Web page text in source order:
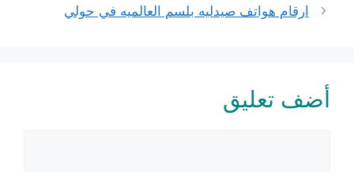
ارقام هواتف صيدليه بلسم العالميه في حولي
أضف تعليق